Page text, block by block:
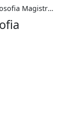
Magistrale